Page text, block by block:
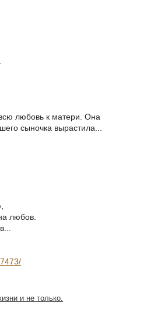
любовь к матери. Она
сыночка вырастила...
любов.
и не только.